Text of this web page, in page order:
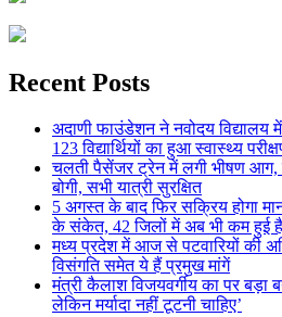
Recent Posts
अदाणी फाउंडेशन ने नवोदय विद्यालय
123 विद्यार्थियों का हुआ स्वास्थ्य
चलती पैसेंजर ट्रेन में लगी भीषण
बोगी, सभी यात्री सुरक्षित
5 अगस्त के बाद फिर सक्रिय होगा
के संकेत, 42 जिलों में अब भी कम हुई है
मध्य प्रदेश में आज से पटवारियों की
विसंगति समेत ये हैं प्रमुख मांगें
मंत्री कैलाश विजयवर्गीय का पर बड़ा
लेकिन मर्यादा नहीं टूटनी चाहिए’